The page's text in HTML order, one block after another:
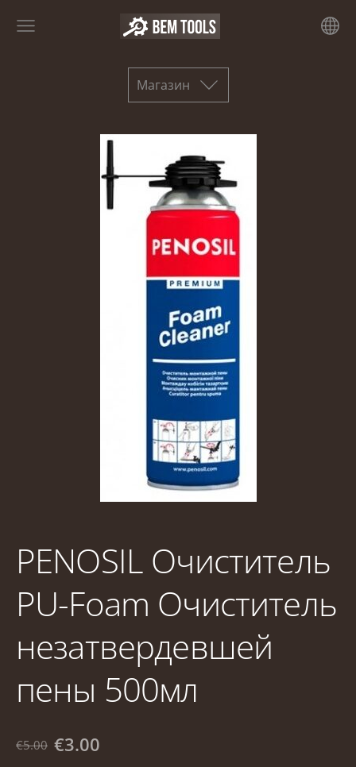
Магазин
PENOSIL Очиститель
PU-Foam Очиститель
незатвердевшей
пены 500мл
€5.00 €3.00